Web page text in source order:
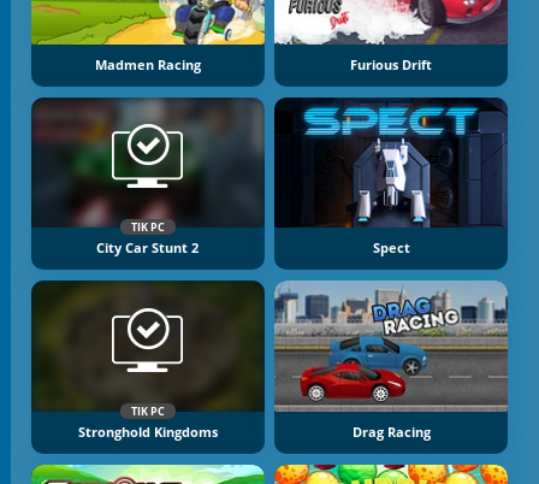
Madmen Racing Furious Drift
TIK PC
City Car Stunt 2 Spect
TIK PC
Stronghold Kingdoms Drag Racing